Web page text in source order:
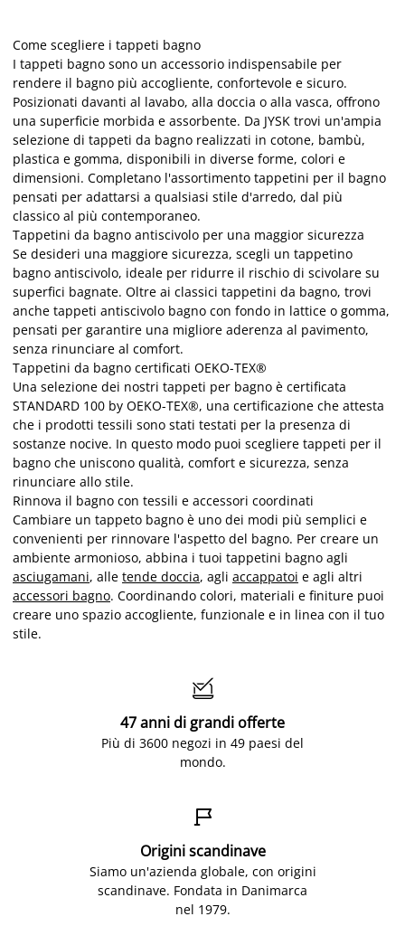
Come scegliere i tappeti bagno
I tappeti bagno sono un accessorio indispensabile per
rendere il bagno più accogliente, confortevole e sicuro.
Posizionati davanti al lavabo, alla doccia o alla vasca, offrono
una superficie morbida e assorbente. Da JYSK trovi un'ampia
selezione di tappeti da bagno realizzati in cotone, bambù,
plastica e gomma, disponibili in diverse forme, colori e
dimensioni. Completano l'assortimento tappetini per il bagno
pensati per adattarsi a qualsiasi stile d'arredo, dal più
classico al più contemporaneo.
Tappetini da bagno antiscivolo per una maggior sicurezza
Se desideri una maggiore sicurezza, scegli un tappetino
bagno antiscivolo, ideale per ridurre il rischio di scivolare su
superfici bagnate. Oltre ai classici tappetini da bagno, trovi
anche tappeti antiscivolo bagno con fondo in lattice o gomma,
pensati per garantire una migliore aderenza al pavimento,
senza rinunciare al comfort.
Tappetini da bagno certificati OEKO-TEX®
Una selezione dei nostri tappeti per bagno è certificata
STANDARD 100 by OEKO-TEX®, una certificazione che attesta
che i prodotti tessili sono stati testati per la presenza di
sostanze nocive. In questo modo puoi scegliere tappeti per il
bagno che uniscono qualità, comfort e sicurezza, senza
rinunciare allo stile.
Rinnova il bagno con tessili e accessori coordinati
Cambiare un tappeto bagno è uno dei modi più semplici e
convenienti per rinnovare l'aspetto del bagno. Per creare un
ambiente armonioso, abbina i tuoi tappetini bagno agli
asciugamani, alle tende doccia, agli accappatoi e agli altri
accessori bagno. Coordinando colori, materiali e finiture puoi
creare uno spazio accogliente, funzionale e in linea con il tuo
stile.

47 anni di grandi offerte
Più di 3600 negozi in 49 paesi del
mondo.

Origini scandinave
Siamo un'azienda globale, con origini
scandinave. Fondata in Danimarca
nel 1979.